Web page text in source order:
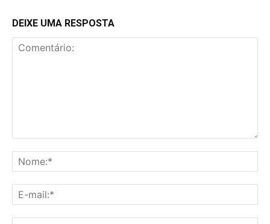
DEIXE UMA RESPOSTA